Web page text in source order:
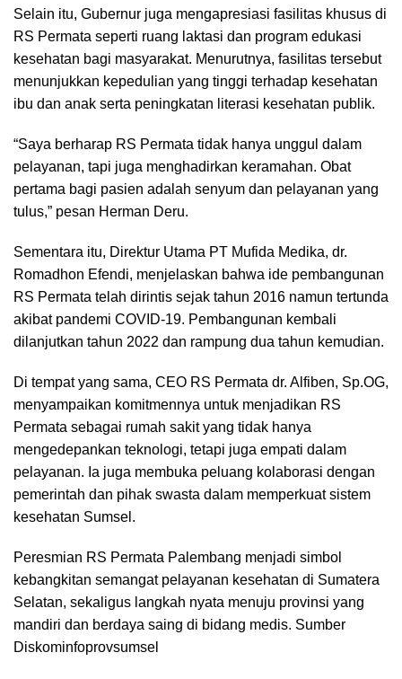
Selain itu, Gubernur juga mengapresiasi fasilitas khusus di
RS Permata seperti ruang laktasi dan program edukasi
kesehatan bagi masyarakat. Menurutnya, fasilitas tersebut
menunjukkan kepedulian yang tinggi terhadap kesehatan
ibu dan anak serta peningkatan literasi kesehatan publik.
“Saya berharap RS Permata tidak hanya unggul dalam
pelayanan, tapi juga menghadirkan keramahan. Obat
pertama bagi pasien adalah senyum dan pelayanan yang
tulus,” pesan Herman Deru.
Sementara itu, Direktur Utama PT Mufida Medika, dr.
Romadhon Efendi, menjelaskan bahwa ide pembangunan
RS Permata telah dirintis sejak tahun 2016 namun tertunda
akibat pandemi COVID-19. Pembangunan kembali
dilanjutkan tahun 2022 dan rampung dua tahun kemudian.
Di tempat yang sama, CEO RS Permata dr. Alfiben, Sp.OG,
menyampaikan komitmennya untuk menjadikan RS
Permata sebagai rumah sakit yang tidak hanya
mengedepankan teknologi, tetapi juga empati dalam
pelayanan. Ia juga membuka peluang kolaborasi dengan
pemerintah dan pihak swasta dalam memperkuat sistem
kesehatan Sumsel.
Peresmian RS Permata Palembang menjadi simbol
kebangkitan semangat pelayanan kesehatan di Sumatera
Selatan, sekaligus langkah nyata menuju provinsi yang
mandiri dan berdaya saing di bidang medis. Sumber
Diskominfoprovsumsel